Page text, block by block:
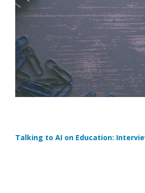
Talking to AI on Education: